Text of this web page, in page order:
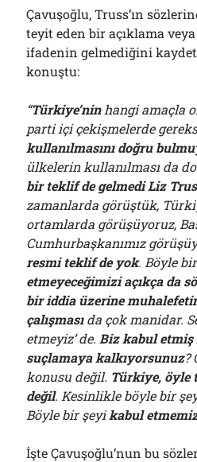
Çavuşoğlu, Truss’ın
teyit eden bir açıklama
ifadenin gelmediğini
konuştu:
“Türkiye’ninhangi amaçla
parti içi çekişmelerde
kullanılmasını doğru
ülkelerin kullanılması da
bir teklif de gelmedi Liz
zamanlarda görüştük,
ortamlarda görüşüyoruz,
Cumhurbaşkanımız
resmi teklif de yok. Böyle
etmeyeceğimizi açıkça da
bir iddia üzerine
çalışmasıda çok manidar.
etmeyiz’ de. Biz kabul
suçlamaya kalkıyorsunuz?
konusu değil. Türkiye, öyle
değil. Kesinlikle böyle bir
Böyle bir şeyikabul
İşte Çavuşoğlu’nun bu